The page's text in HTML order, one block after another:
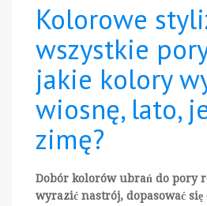
Kolorowe
wszystkie
jakie kolory
wiosnę, lato,
zimę?
Dobór kolorów ubrań do pory
wyrazić nastrój, dopasować się